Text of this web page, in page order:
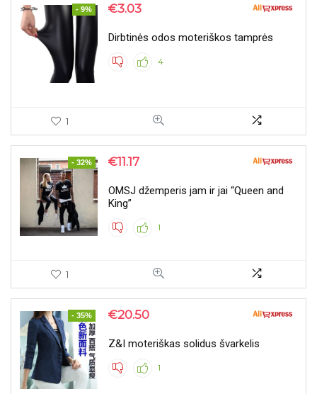
- 9% €3.03
Dirbtinės odos moteriškos tamprės
4
1
- 32% €11.17
OMSJ džemperis jam ir jai “Queen and
King”
1
1
- 35% €20.50
Z&I moteriškas solidus švarkelis
1